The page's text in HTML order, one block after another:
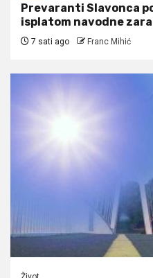
Prevaranti Slavonca
isplatom navodne
7 sati ago Franc Mihić